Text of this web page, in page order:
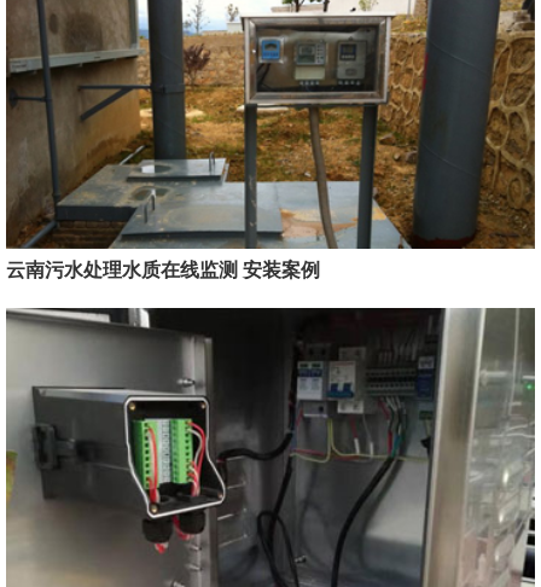
云南污水处理水质在线监测 安装案例